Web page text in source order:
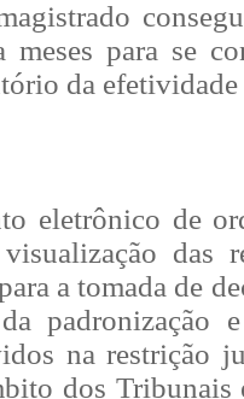
para se
da efetividade
eletrônico de
das
a tomada de
padronização
na restrição
dos Tribunais